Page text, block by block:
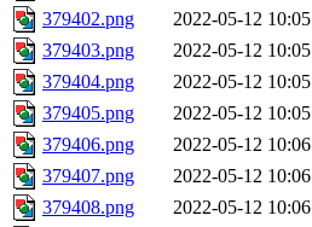
379402.png
2022-05-12 10:05
379403.png
2022-05-12 10:05
379404.png
2022-05-12 10:05
379405.png
2022-05-12 10:05
379406.png
2022-05-12 10:06
379407.png
2022-05-12 10:06
379408.png
2022-05-12 10:06